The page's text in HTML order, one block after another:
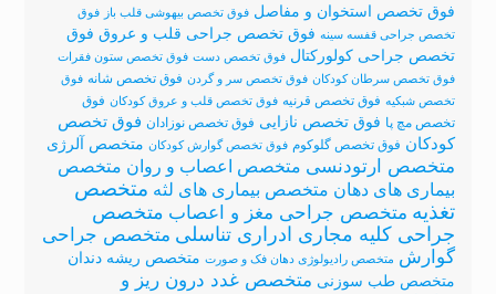
فوق تخصص استخوان و مفاصل فوق تخصص بیهوشی قلب باز فوق
تخصص جراحی قفسه سینه فوق تخصص جراحی قلب و عروق فوق
تخصص جراحی کولورکتال فوق تخصص دست فوق تخصص ستون فقرات
فوق تخصص سرطان کودکان فوق تخصص سر و گردن فوق تخصص شانه فوق
تخصص شبکیه فوق تخصص قرنیه فوق تخصص قلب و عروق کودکان فوق
تخصص مچ پا فوق تخصص نازایی فوق تخصص نوزادان فوق تخصص
کودکان فوق تخصص گلوکوم فوق تخصص گوارش کودکان متخصص آلرژی
متخصص ارتودنسی متخصص اعصاب و روان متخصص
بیماری های دهان متخصص بیماری های لثه متخصص
تغذیه متخصص جراحی مغز و اعصاب متخصص
جراحی کلیه مجاری ادراری تناسلی متخصص جراحی
گوارش متخصص رادیولوژی دهان فک و صورت متخصص ریشه دندان
متخصص طب سوزنی متخصص غدد درون ریز و